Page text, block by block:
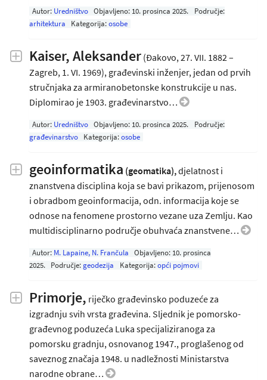
Autor: Uredništvo Objavljeno: 10. prosinca 2025.
Područje:
arhitektura
Kategorija:osobe
Kaiser, Aleksander (Đakovo, 27. VII. 1882 –
Zagreb, 1. VI. 1969), građevinski inženjer, jedan od prvih
stručnjaka za armiranobetonske konstrukcije u nas.
Diplomirao je 1903. građevinarstvo…
Autor: Uredništvo Objavljeno: 10. prosinca 2025.
Područje:
građevinarstvo
Kategorija:osobe
geoinformatika (geomatika),djelatnost i
znanstvena disciplina koja se bavi prikazom, prijenosom
i obradbom geoinformacija, odn. informacija koje se
odnose na fenomene prostorno vezane uza Zemlju. Kao
multidisciplinarno područje obuhvaća znanstvene…
Autor: M. Lapaine, N. Frančula Objavljeno: 10. prosinca
2025. Područje: geodezija Kategorija: opći pojmovi
Primorje, riječko građevinsko poduzeće za
izgradnju svih vrsta građevina. Sljednik je pomorsko-
građevnog poduzeća Luka specijaliziranoga za
pomorsku gradnju, osnovanog 1947., proglašenog od
saveznog značaja 1948. u nadležnosti Ministarstva
narodne obrane…